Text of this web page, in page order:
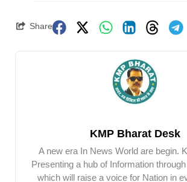
Share
KMP Bharat Desk
A new era In News World are begin.
Presenting a hub of Information
which will raise a voice for Nation in